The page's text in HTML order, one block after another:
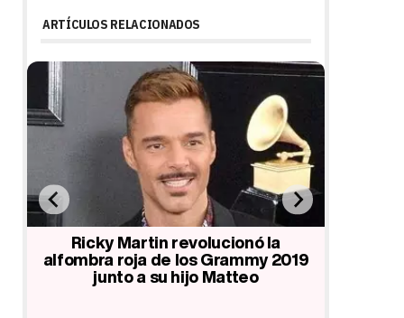
ARTÍCULOS RELACIONADOS
Lista de ganadores de los Grammy
2019